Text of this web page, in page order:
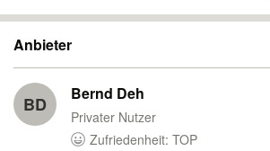
Anbieter
BD Bernd Deh
Privater Nutzer
Zufriedenheit: TOP